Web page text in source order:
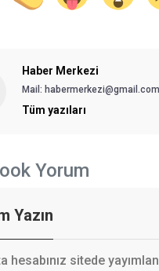
Haber Merkezi
Mail: habermerkezi@gmail.com
Tüm yazıları
Yorum
Yazın
hesabınız sitede